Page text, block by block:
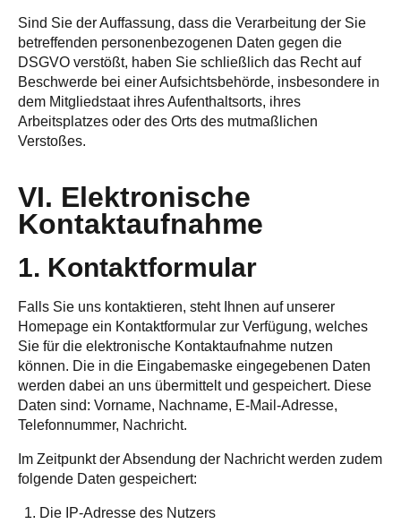
Sind Sie der Auffassung, dass die Verarbeitung der Sie
betreffenden personenbezogenen Daten gegen die
DSGVO verstößt, haben Sie schließlich das Recht auf
Beschwerde bei einer Aufsichtsbehörde, insbesondere in
dem Mitgliedstaat ihres Aufenthaltsorts, ihres
Arbeitsplatzes oder des Orts des mutmaßlichen
Verstoßes.
VI. Elektronische
Kontaktaufnahme
1. Kontaktformular
Falls Sie uns kontaktieren, steht Ihnen auf unserer
Homepage ein Kontaktformular zur Verfügung, welches
Sie für die elektronische Kontaktaufnahme nutzen
können. Die in die Eingabemaske eingegebenen Daten
werden dabei an uns übermittelt und gespeichert. Diese
Daten sind: Vorname, Nachname, E-Mail-Adresse,
Telefonnummer, Nachricht.
Im Zeitpunkt der Absendung der Nachricht werden zudem
folgende Daten gespeichert:
Die IP-Adresse des Nutzers